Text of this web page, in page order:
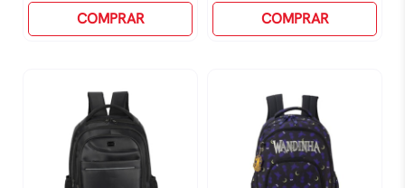
-
COMPRAR
-
COMPRAR